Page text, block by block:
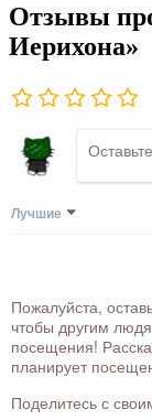
Отзывы
Иерихона»
Лучшие
Пожалуйста,
чтобы другим
посещения!
планирует
Поделитесь с